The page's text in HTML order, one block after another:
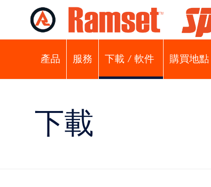
產品 服務 下載 / 軟件 購買地點
下載